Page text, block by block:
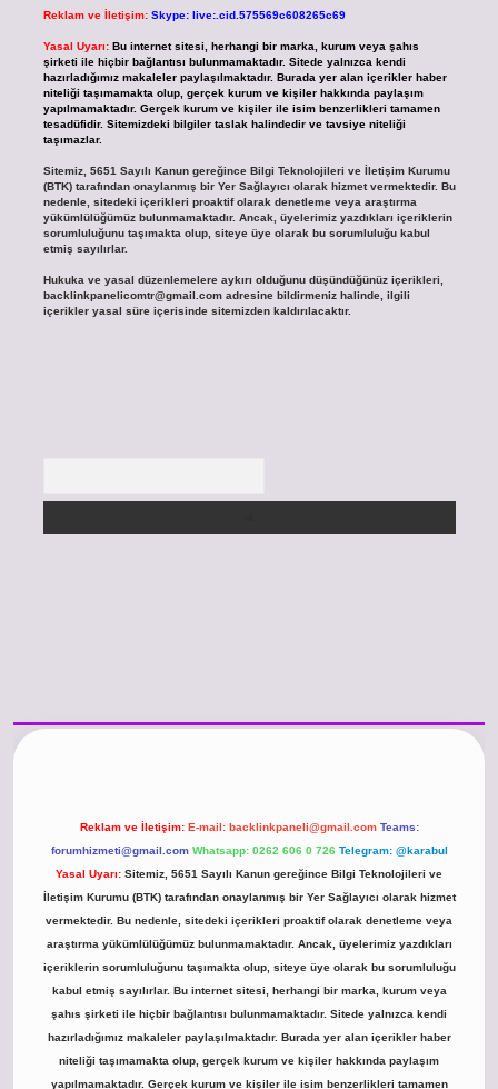
Reklam ve İletişim: Skype: live:.cid.575569c608265c69
Yasal Uyarı: Bu internet sitesi, herhangi bir marka, kurum veya şahıs
şirketi ile hiçbir bağlantısı bulunmamaktadır. Sitede yalnızca kendi
hazırladığımız makaleler paylaşılmaktadır. Burada yer alan içerikler haber
niteliği taşımamakta olup, gerçek kurum ve kişiler hakkında paylaşım
yapılmamaktadır. Gerçek kurum ve kişiler ile isim benzerlikleri tamamen
tesadüfidir. Sitemizdeki bilgiler taslak halindedir ve tavsiye niteliği
taşımazlar.
Sitemiz, 5651 Sayılı Kanun gereğince Bilgi Teknolojileri ve İletişim Kurumu
(BTK) tarafından onaylanmış bir Yer Sağlayıcı olarak hizmet vermektedir. Bu
nedenle, sitedeki içerikleri proaktif olarak denetleme veya araştırma
yükümlülüğümüz bulunmamaktadır. Ancak, üyelerimiz yazdıkları içeriklerin
sorumluluğunu taşımakta olup, siteye üye olarak bu sorumluluğu kabul
etmiş sayılırlar.
Hukuka ve yasal düzenlemelere aykırı olduğunu düşündüğünüz içerikleri,
backlinkpanelicomtr@gmail.comadresine bildirmeniz halinde, ilgili
içerikler yasal süre içerisinde sitemizden kaldırılacaktır.
Reklam ve İletişim: E-mail: backlinkpaneli@gmail.com Teams:
forumhizmeti@gmail.com Whatsapp: 0262 606 0 726 Telegram: @karabul
Yasal Uyarı: Sitemiz, 5651 Sayılı Kanun gereğince Bilgi Teknolojileri ve
İletişim Kurumu (BTK) tarafından onaylanmış bir Yer Sağlayıcı olarak hizmet
vermektedir. Bu nedenle, sitedeki içerikleri proaktif olarak denetleme veya
araştırma yükümlülüğümüz bulunmamaktadır. Ancak, üyelerimiz yazdıkları
içeriklerin sorumluluğunu taşımakta olup, siteye üye olarak bu sorumluluğu
kabul etmiş sayılırlar. Bu internet sitesi, herhangi bir marka, kurum veya
şahıs şirketi ile hiçbir bağlantısı bulunmamaktadır. Sitede yalnızca kendi
hazırladığımız makaleler paylaşılmaktadır. Burada yer alan içerikler haber
niteliği taşımamakta olup, gerçek kurum ve kişiler hakkında paylaşım
yapılmamaktadır. Gerçek kurum ve kişiler ile isim benzerlikleri tamamen